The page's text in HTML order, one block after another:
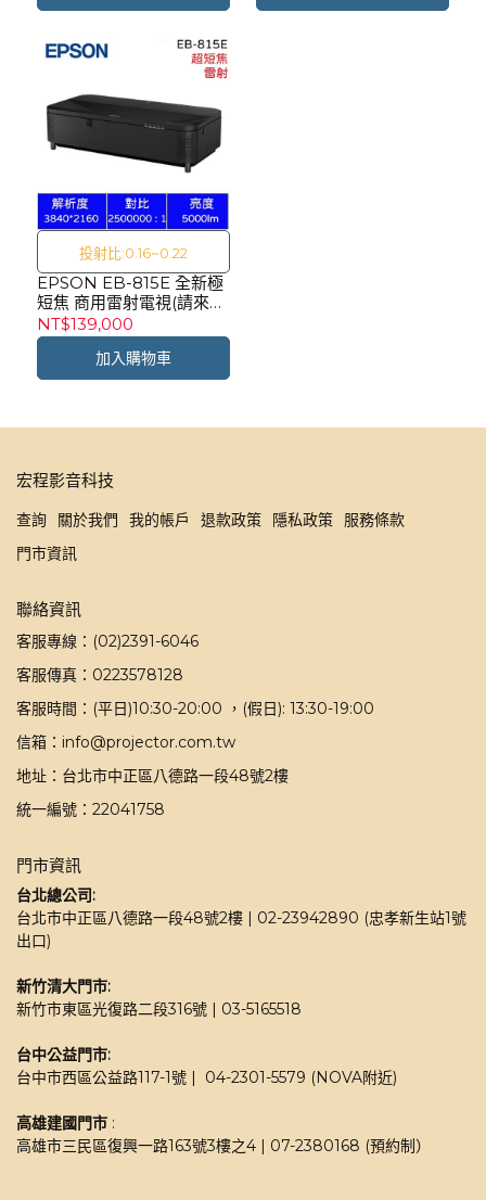
投射比:0.16~0.22
EPSON EB-815E 全新極
短焦 商用雷射電視(請來電
詢問)
NT$139,000
加入購物車
宏程影音科技
查詢 關於我們 我的帳戶 退款政策 隱私政策
服務條款
門市資訊
聯絡資訊
客服專線：(02)2391-6046
客服傳真：0223578128
客服時間：(平日)10:30-20:00 ，(假日): 13:30-19:00
信箱：info@projector.com.tw
地址：台北市中正區八德路一段48號2樓
統一編號：22041758
門市資訊
台北總公司:
台北市中正區八德路一段48號2樓 | 02-23942890 (忠孝新生站1號
出口)
新竹清大門市:
新竹市東區光復路二段316號 | 03-5165518
台中公益門市:
台中市西區公益路117-1號 |  04-2301-5579 (NOVA附近)
高雄建國門市 :
高雄市三民區復興一路163號3樓之4 | 07-2380168 (預約制）